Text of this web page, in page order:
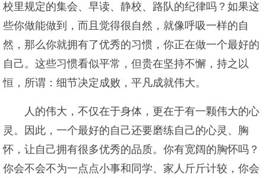
校里规定的集会、早读、静校、路队的纪律吗？如果这
些你做能做到，而且觉得很自然，就像呼吸一样的自
然，那么你就拥有了优秀的习惯，你正在做一个最好的
自己。这些习惯看似平常，但贵在坚持不懈，持之以
恒，所谓：细节决定成败，平凡成就伟大。
人的伟大，不仅在于身体，更在于有一颗伟大的心
灵。因此，一个最好的自己还要磨练自己的心灵、胸
怀，让自己拥有很多优秀的品质。你有宽阔的胸怀吗？
你会不会不为一点点小事和同学、家人斤斤计较，你会